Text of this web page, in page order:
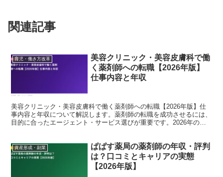
関連記事
育児・働き方改革
美容クリニック・美容皮膚科で働
く薬剤師への転職【2026年版】
仕事内容と年収
美容クリニック・美容皮膚科で働く薬剤師への転職【2026年版】仕
事内容と年収について解説します。薬剤師の転職を成功させるには、
目的に合ったエージェント・サービス選びが重要です。2026年の最
資産形成・副業
ぱぱす薬局の薬剤師の年収・評判
は？口コミとキャリアの実態
【2026年版】